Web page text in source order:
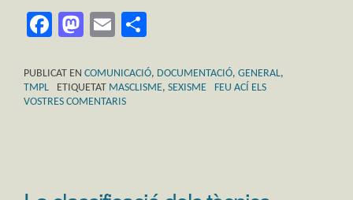
Facebook
Mastodon
Email
PUBLICAT EN COMUNICACIÓ, DOCUMENTACIÓ, GENERAL,
TMPL
ETIQUETAT MASCLISME, SEXISME
FEU ACÍ ELS
VOSTRES COMENTARIS